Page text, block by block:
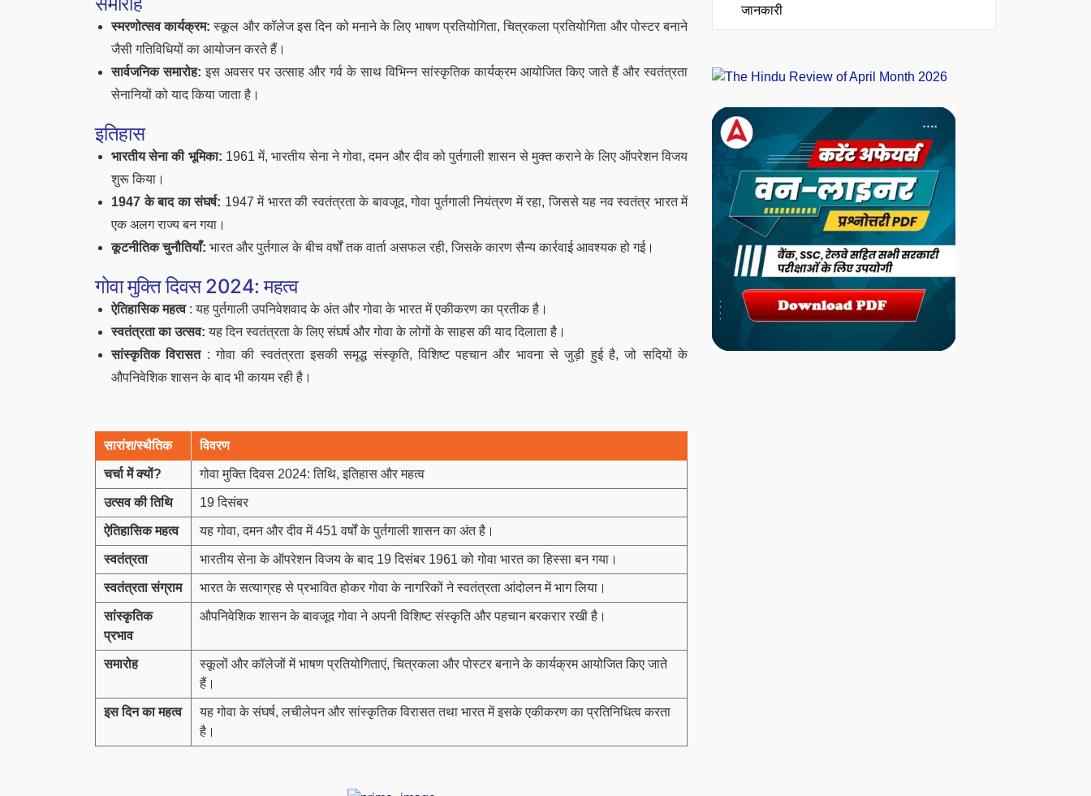
स्मरणोत्सव कार्यक्रम:स्कूल और कॉलेज इस दिन को मनाने के लिए भाषण प्रतियोगिता, चित्रकला प्रतियोगिता और पोस्टर बनाने
जैसी गतिविधियों का आयोजन करते हैं।
सार्वजनिक समारोह:इस अवसर पर उत्साह और गर्व के साथ विभिन्न सांस्कृतिक कार्यक्रम आयोजित किए जाते हैं और स्वतंत्रता
सेनानियों को याद किया जाता है।
इतिहास
भारतीय सेना की भूमिका: 1961 में, भारतीय सेना ने गोवा, दमन और दीव को पुर्तगाली शासन से मुक्त कराने के लिए ऑपरेशन विजय
शुरू किया।
1947 के बाद का संघर्ष: 1947 में भारत की स्वतंत्रता के बावजूद, गोवा पुर्तगाली नियंत्रण में रहा, जिससे यह नव स्वतंत्र भारत में
एक अलग राज्य बन गया।
कूटनीतिक चुनौतियाँ: भारत और पुर्तगाल के बीच वर्षों तक वार्ता असफल रही, जिसके कारण सैन्य कार्रवाई आवश्यक हो गई।
गोवा मुक्ति दिवस 2024: महत्व
ऐतिहासिक महत्व : यह पुर्तगाली उपनिवेशवाद के अंत और गोवा के भारत में एकीकरण का प्रतीक है।
स्वतंत्रता का उत्सव:यह दिन स्वतंत्रता के लिए संघर्ष और गोवा के लोगों के साहस की याद दिलाता है।
सांस्कृतिक विरासत : गोवा की स्वतंत्रता इसकी समृद्ध संस्कृति, विशिष्ट पहचान और भावना से जुड़ी हुई है, जो सदियों के
औपनिवेशिक शासन के बाद भी कायम रही है।
सारांश/स्थैतिक विवरण
चर्चा में क्यों? गोवा मुक्ति दिवस 2024: तिथि, इतिहास और महत्व
उत्सव की तिथि 19 दिसंबर
ऐतिहासिक महत्व यह गोवा, दमन और दीव में 451 वर्षों के पुर्तगाली शासन का अंत है।
स्वतंत्रता भारतीय सेना के ऑपरेशन विजय के बाद 19 दिसंबर 1961 को गोवा भारत का हिस्सा बन गया।
स्वतंत्रता संग्राम भारत के सत्याग्रह से प्रभावित होकर गोवा के नागरिकों ने स्वतंत्रता आंदोलन में भाग लिया।
सांस्कृतिक
प्रभाव
औपनिवेशिक शासन के बावजूद गोवा ने अपनी विशिष्ट संस्कृति और पहचान बरकरार रखी है।
समारोह
स्कूलों और कॉलेजों में भाषण प्रतियोगिताएं, चित्रकला और पोस्टर बनाने के कार्यक्रम आयोजित किए जाते
हैं।
इस दिन का महत्व
यह गोवा के संघर्ष, लचीलेपन और सांस्कृतिक विरासत तथा भारत में इसके एकीकरण का प्रतिनिधित्व करता
है।
जानकारी